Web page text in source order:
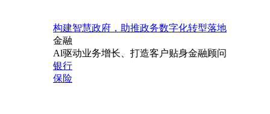
构建智慧政府，助推政务数字化转型落地
金融
Al驱动业务增长、打造客户贴身金融顾问
银行
保险